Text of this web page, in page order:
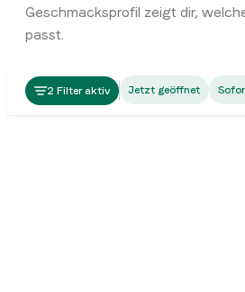
Geschmacksprofil zeigt dir,
passt.
2 Filter aktiv Jetzt geöffnet
Chinese
BUND 39 | 外滩 39 | Taste
Chinese